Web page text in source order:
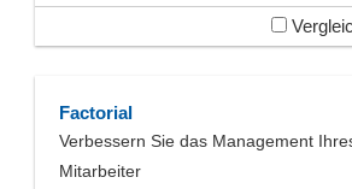
Factorial
Verbessern Sie das Management
Mitarbeiter